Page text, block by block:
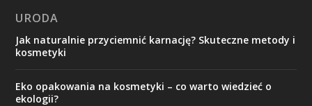
URODA
Jak naturalnie przyciemnić karnację? Skuteczne metody i
kosmetyki
Eko opakowania na kosmetyki – co warto wiedzieć o
ekologii?